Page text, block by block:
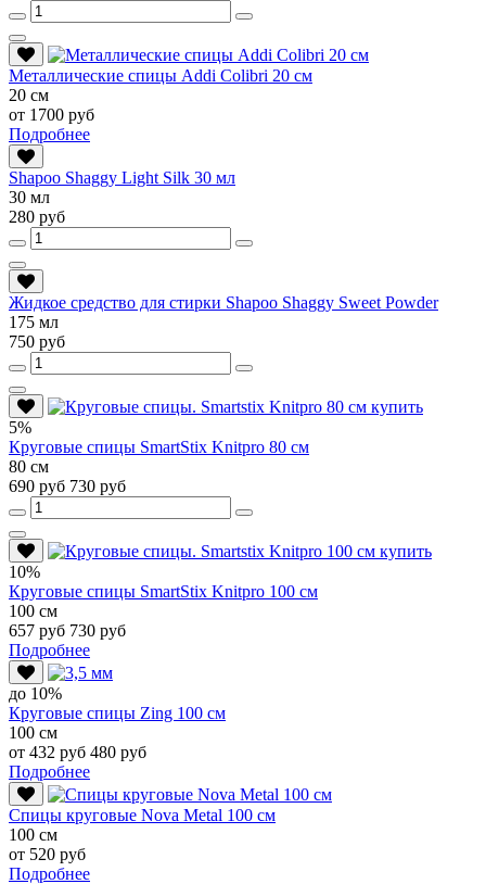
Металлические спицы Addi Colibri 20 см
20 см
от 1700 руб
Подробнее
Shapoo Shaggy Light Silk 30 мл
30 мл
280 руб
Жидкое средство для стирки Shapoo Shaggy Sweet Powder
175 мл
750 руб
5%
Круговые спицы SmartStix Knitpro 80 см
80 см
690 руб 730 руб
10%
Круговые спицы SmartStix Knitpro 100 см
100 см
657 руб 730 руб
Подробнее
до 10%
Круговые спицы Zing 100 см
100 см
от 432 руб 480 руб
Подробнее
Спицы круговые Nova Metal 100 см
100 см
от 520 руб
Подробнее